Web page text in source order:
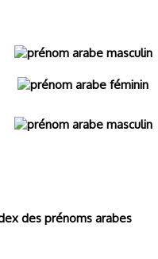
arabes